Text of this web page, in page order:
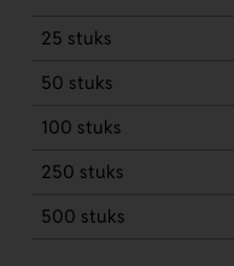
25 stuks
50 stuks
100 stuks
250 stuks
500 stuks